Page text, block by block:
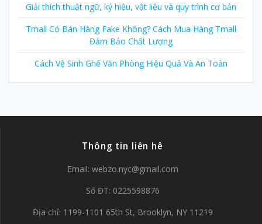
Giải thích thuật ngữ, ký hiệu, vật liệu và quy trình cơ bản
Tmall Có Bán Hàng Fake Không? Cách Mua Hàng Tmall
Đảm Bảo Chất Lượng
Cách Vệ Sinh Ghế Văn Phòng Hiệu Quả Và An Toàn
Thông tin liên hê
Email: webzo.nyc@gmail.com
Số ĐT: 0225598876
Địa chỉ: 1199-1101 65th St, Brooklyn, NY 11219